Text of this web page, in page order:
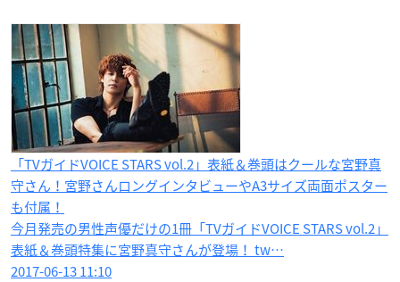
「TVガイドVOICE STARS vol.2」表紙＆巻頭はクールな宮野真
守さん！宮野さんロングインタビューやA3サイズ両面ポスター
も付属！
今月発売の男性声優だけの1冊「TVガイドVOICE STARS vol.2」
表紙＆巻頭特集に宮野真守さんが登場！ tw…
2017-06-13 11:10